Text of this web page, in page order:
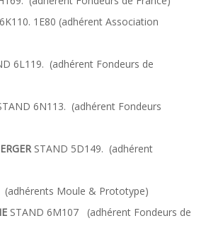
1E80 (adhérent Association
6L119. (adhérent Fondeurs de
6N113. (adhérent Fondeurs
STAND 5D149. (adhérent
Moule & Prototype)
STAND 6M107 (adhérent Fondeurs de